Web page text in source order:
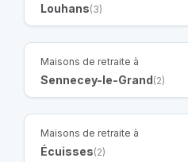
Louhans(3)
Maisons de retraite à
Sennecey-le-Grand(2)
Maisons de retraite à
Écuisses(2)